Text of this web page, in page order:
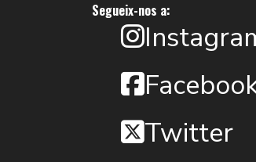
Segueix-nos a:
Twitter